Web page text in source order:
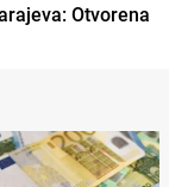
Otvorena